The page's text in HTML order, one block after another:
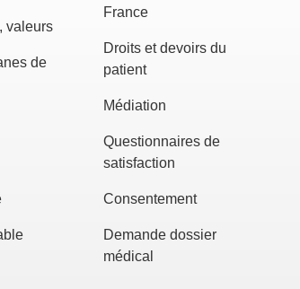
valeurs
de
France
Droits et devoirs du
patient
Médiation
Questionnaires de
satisfaction
Consentement
Demande dossier
médical